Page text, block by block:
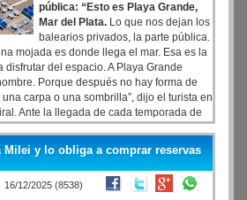
pública: “Esto es Playa Grande,
Mar del Plata. Lo que nos dejan los
balearios privados, la parte pública.
mojada es donde llega el mar. Esa es la
disfrutar del espacio. A Playa Grande
Porque después no hay forma de
carpa o una sombrilla”, dijo el turista en
Ante la llegada de cada temporada de
por los usos y las ocupaciones de los
playas, sobre todo ante el armado de las
que explotan comercialmente
Hoy está para tener los pies en el
Milei y lo obliga a comprar reservas
16/12/2025 (8538)